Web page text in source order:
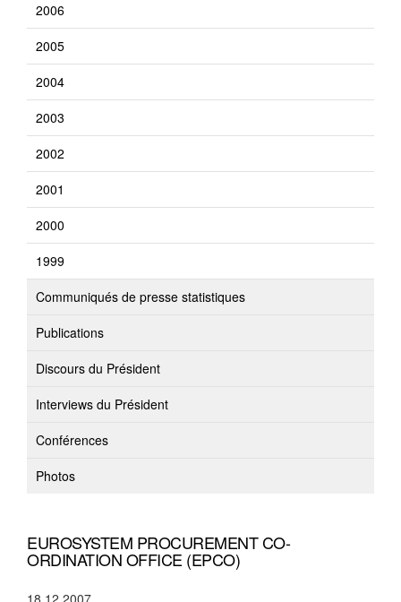
2006
2005
2004
2003
2002
2001
2000
1999
Communiqués de presse statistiques
Publications
Discours du Président
Interviews du Président
Conférences
Photos
EUROSYSTEM PROCUREMENT CO-
ORDINATION OFFICE (EPCO)
18.12.2007